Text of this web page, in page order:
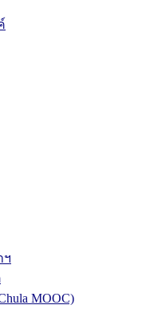
ฯ
MOOC)